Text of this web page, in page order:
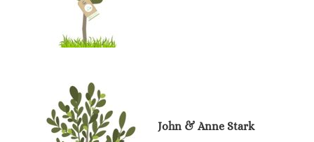
John & Anne Stark